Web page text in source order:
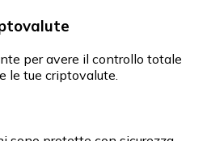
per avere il controllo totale
le tue criptovalute.